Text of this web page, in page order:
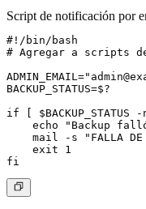
Script de notificación por
#!/bin/bash
# Agregar a scripts
ADMIN_EMAIL="
BACKUP_STATUS=$?
if [
echo "Backup
mail -s "FALLA
    exit 1